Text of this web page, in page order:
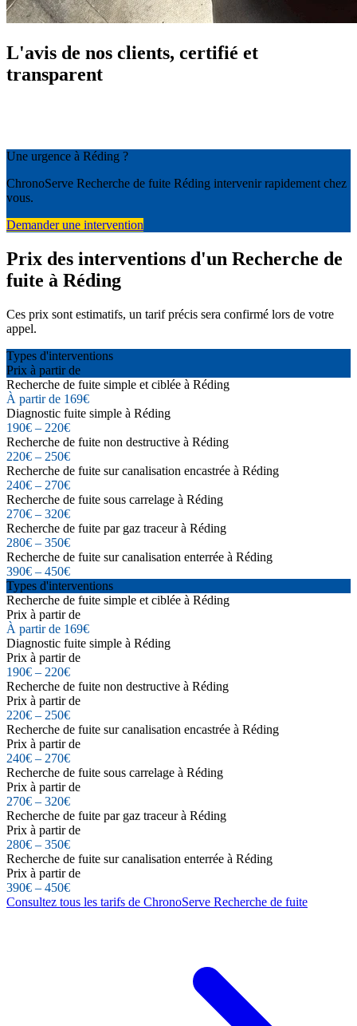
L'avis de nos clients, certifié et
transparent
Une urgence à Réding ?
ChronoServe Recherche de fuite Réding intervenir rapidement chez
vous.
Demander une intervention
Prix des interventions d'un Recherche de
fuite à Réding
Ces prix sont estimatifs, un tarif précis sera confirmé lors de votre
appel.
Types d'interventions
Prix à partir de
Recherche de fuite simple et ciblée à Réding
À partir de 169€
Diagnostic fuite simple à Réding
190€ – 220€
Recherche de fuite non destructive à Réding
220€ – 250€
Recherche de fuite sur canalisation encastrée à Réding
240€ – 270€
Recherche de fuite sous carrelage à Réding
270€ – 320€
Recherche de fuite par gaz traceur à Réding
280€ – 350€
Recherche de fuite sur canalisation enterrée à Réding
390€ – 450€
Types d'interventions
Recherche de fuite simple et ciblée à Réding
Prix à partir de
À partir de 169€
Diagnostic fuite simple à Réding
Prix à partir de
190€ – 220€
Recherche de fuite non destructive à Réding
Prix à partir de
220€ – 250€
Recherche de fuite sur canalisation encastrée à Réding
Prix à partir de
240€ – 270€
Recherche de fuite sous carrelage à Réding
Prix à partir de
270€ – 320€
Recherche de fuite par gaz traceur à Réding
Prix à partir de
280€ – 350€
Recherche de fuite sur canalisation enterrée à Réding
Prix à partir de
390€ – 450€
Consultez tous les tarifs de ChronoServe Recherche de fuite